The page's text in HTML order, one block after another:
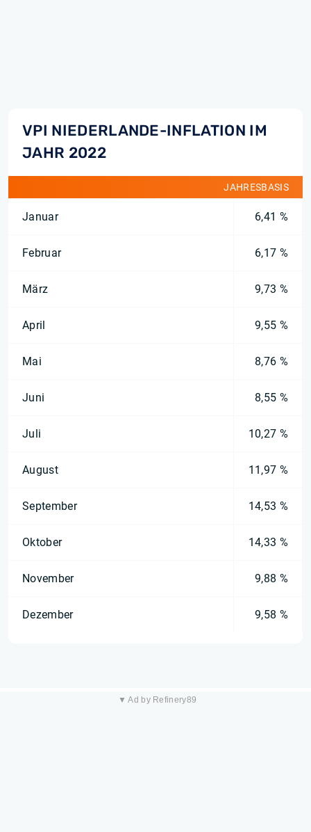
VPI NIEDERLANDE-INFLATION IM
JAHR 2022
JAHRESBASIS
Januar 6,41 %
Februar 6,17 %
März 9,73 %
April 9,55 %
Mai 8,76 %
Juni 8,55 %
Juli 10,27 %
August 11,97 %
September 14,53 %
Oktober 14,33 %
November 9,88 %
Dezember 9,58 %
▼ Ad by Refinery89